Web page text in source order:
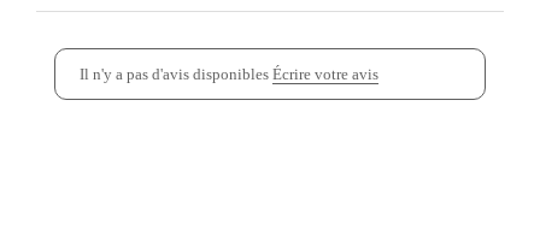
Il n'y a pas d'avis disponibles Écrire votre avis